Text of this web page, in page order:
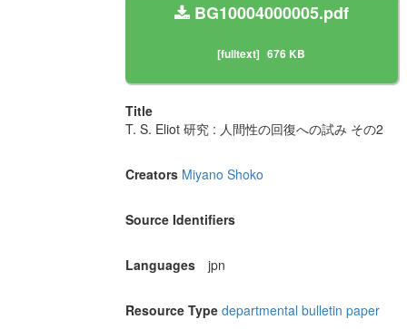
BG10004000005.pdf
[fulltext] 676 KB
Title
T. S. Eliot 研究 : 人間性の回復への試み その2
Creators Miyano Shoko
Source Identifiers
Languages jpn
Resource Type departmental bulletin paper